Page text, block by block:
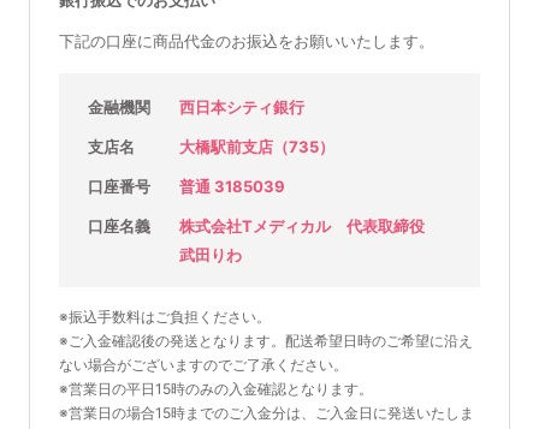
下記の口座に商品代金のお振込をお願いいたします。
金融機関 西日本シティ銀行
支店名 大橋駅前支店（735）
口座番号 普通 3185039
口座名義
株式会社Tメディカル 代表取締役
武田りわ
※振込手数料はご負担ください。
※ご入金確認後の発送となります。配送希望日時のご希望に沿え
ない場合がございますのでご了承ください。
※営業日の平日15時のみの入金確認となります。
※営業日の場合15時までのご入金分は、ご入金日に発送いたしま